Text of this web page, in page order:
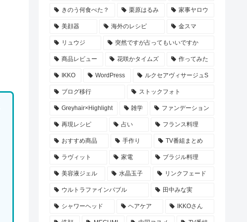
きのう何食べた？ 栗原はるみ 家事ヤロウ
美顔器 海外のレシピ 金スマ
リュウジ 突然ですが占ってもいいですか
商品レビュー 花咲かタイムズ 作ってみた
IKKO WordPress ルクセアヴィサージュS
ブログ移行 ストックフォト
Greyhair×Highlight 雑学 ファンデーション
再現レシピ 占い フランス料理
おすすめ商品 手作り TV番組まとめ
ラヴィット 家電 ブラジル料理
美容液ジェル 水晶玉子 リンクフェード
ウルトラファインバブル 田中みな実
シャワーヘッド ヘアケア IKKOさん